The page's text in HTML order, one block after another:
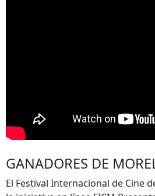
GANADORES DE
El Festival Internacional de Cine